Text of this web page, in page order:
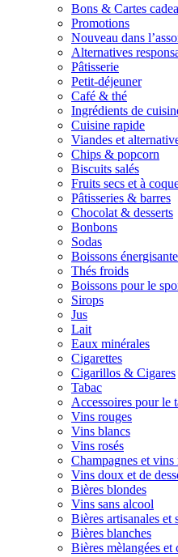
Bons & Cartes
Promotions
Nouveau dans
Alternatives
Pâtisserie
Petit-déjeuner
Café & thé
Ingrédients de
Cuisine rapide
Viandes et
Chips & popcorn
Biscuits salés
Fruits secs et à
Pâtisseries & barres
Chocolat & desserts
Bonbons
Sodas
Boissons
Thés froids
Boissons pour le
Sirops
Jus
Lait
Eaux minérales
Cigarettes
Cigarillos & Cigares
Tabac
Accessoires pour le
Vins rouges
Vins blancs
Vins rosés
Champagnes et vins
Vins doux et de
Bières blondes
Vins sans alcool
Bières artisanales et
Bières blanches
Bières mèlangées et